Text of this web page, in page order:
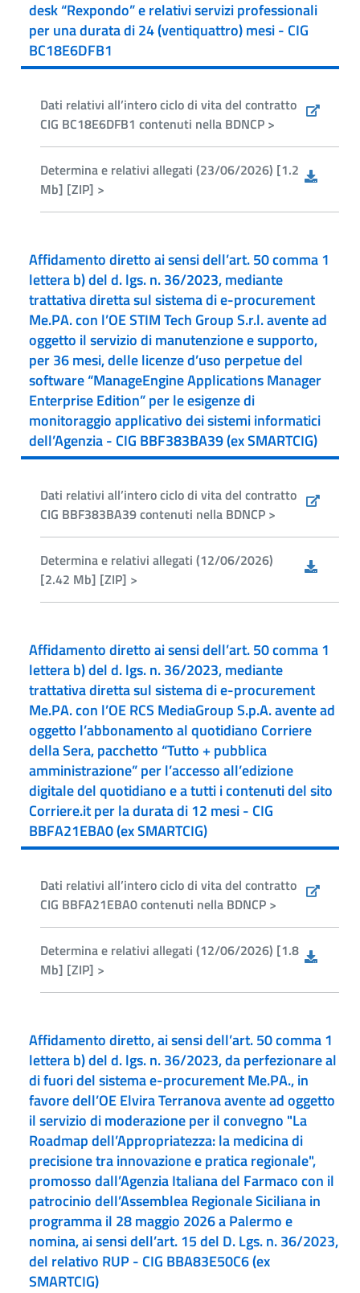
desk “Rexpondo” e relativi servizi professionali
per una durata di 24 (ventiquattro) mesi - CIG
BC18E6DFB1
Dati relativi all’intero ciclo di vita del contratto
CIG BC18E6DFB1 contenuti nella BDNCP >
Determina e relativi allegati (23/06/2026) [1.2
Mb] [ZIP] >
Affidamento diretto ai sensi dell’art. 50 comma 1
lettera b) del d. lgs. n. 36/2023, mediante
trattativa diretta sul sistema di e-procurement
Me.PA. con l’OE STIM Tech Group S.r.l. avente ad
oggetto il servizio di manutenzione e supporto,
per 36 mesi, delle licenze d’uso perpetue del
software “ManageEngine Applications Manager
Enterprise Edition” per le esigenze di
monitoraggio applicativo dei sistemi informatici
dell’Agenzia - CIG BBF383BA39 (ex SMARTCIG)
Dati relativi all’intero ciclo di vita del contratto
CIG BBF383BA39 contenuti nella BDNCP >
Determina e relativi allegati (12/06/2026)
[2.42 Mb] [ZIP] >
Affidamento diretto ai sensi dell’art. 50 comma 1
lettera b) del d. lgs. n. 36/2023, mediante
trattativa diretta sul sistema di e-procurement
Me.PA. con l’OE RCS MediaGroup S.p.A. avente ad
oggetto l’abbonamento al quotidiano Corriere
della Sera, pacchetto “Tutto + pubblica
amministrazione” per l’accesso all’edizione
digitale del quotidiano e a tutti i contenuti del sito
Corriere.it per la durata di 12 mesi - CIG
BBFA21EBA0 (ex SMARTCIG)
Dati relativi all’intero ciclo di vita del contratto
CIG BBFA21EBA0 contenuti nella BDNCP >
Determina e relativi allegati (12/06/2026) [1.8
Mb] [ZIP] >
Affidamento diretto, ai sensi dell’art. 50 comma 1
lettera b) del d. lgs. n. 36/2023, da perfezionare al
di fuori del sistema e-procurement Me.PA., in
favore dell’OE Elvira Terranova avente ad oggetto
il servizio di moderazione per il convegno "La
Roadmap dell’Appropriatezza: la medicina di
precisione tra innovazione e pratica regionale",
promosso dall’Agenzia Italiana del Farmaco con il
patrocinio dell’Assemblea Regionale Siciliana in
programma il 28 maggio 2026 a Palermo e
nomina, ai sensi dell’art. 15 del D. Lgs. n. 36/2023,
del relativo RUP - CIG BBA83E50C6 (ex
SMARTCIG)